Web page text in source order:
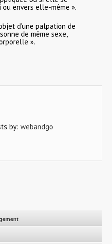
envers elle-même ».
d’une palpation de
de même sexe,
».
by: webandgo